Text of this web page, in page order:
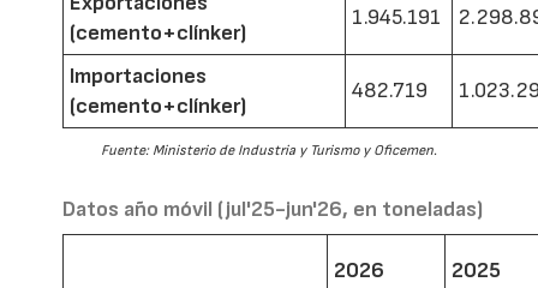
(cemento+clínker)
1.945.191
Importaciones
(cemento+clínker)
482.719
Fuente: Ministerio de Industria y Turismo y Oficemen.
Datos año móvil (jul'25-jun'26, en toneladas)
2026 2025